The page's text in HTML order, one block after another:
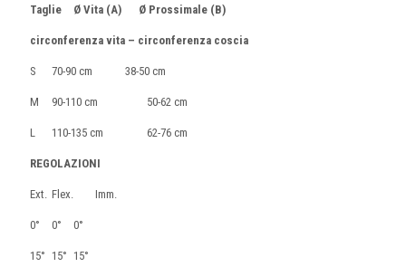
Taglie Ø Vita (A) Ø Prossimale (B)
circonferenza vita – circonferenza coscia
S 70-90 cm 38-50 cm
M 90-110 cm 50-62 cm
L 110-135 cm 62-76 cm
REGOLAZIONI
Ext. Flex. Imm.
0° 0° 0°
15° 15° 15°